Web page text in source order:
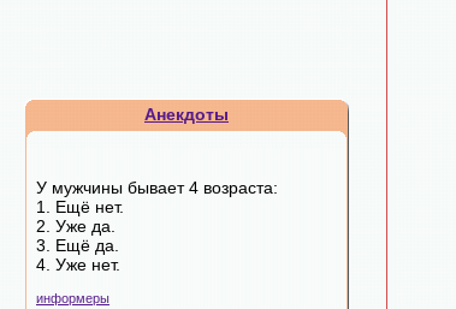
Анекдоты
У мужчины бывает 4 возраста:
1. Ещё нет.
2. Уже да.
3. Ещё да.
4. Уже нет.
информеры